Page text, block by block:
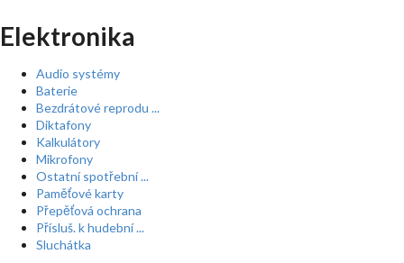
Elektronika
Audio systémy
Baterie
Bezdrátové reprodu ...
Diktafony
Kalkulátory
Mikrofony
Ostatní spotřební ...
Paměťové karty
Přepěťová ochrana
Přísluš. k hudební ...
Sluchátka